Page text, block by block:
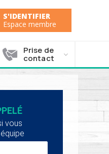
S'IDENTIFIER
Espace membre
Prise de
contact
vous